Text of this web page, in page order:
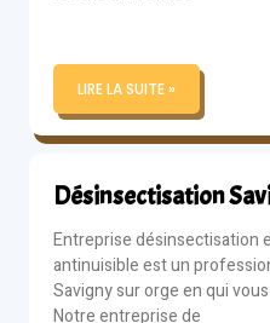
LIRE LA SUITE »
Désinsectisation
Entreprise désinsectisation
antinuisible est un
Savigny sur orge en qui
Notre entreprise de